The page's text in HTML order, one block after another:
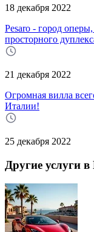
18 декабря 2022
Pesaro - город
просторного
21 декабря 2022
Огромная вилла
Италии!
25 декабря 2022
Другие услуги